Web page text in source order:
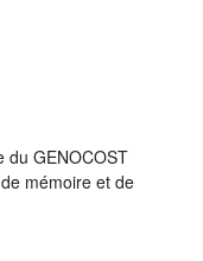
du GENOCOST
mémoire et de